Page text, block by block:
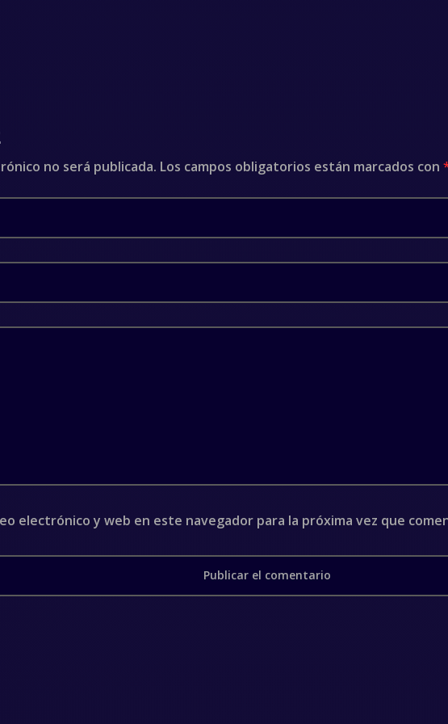
no será publicada. Los campos obligatorios están marcados con
electrónico y web en este navegador para la próxima vez que